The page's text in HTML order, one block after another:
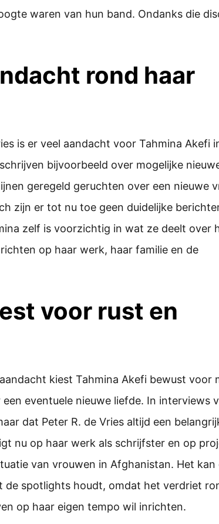
waren van hun band. Ondanks die
rond haar
is er veel aandacht voor Tahmina Akefi
bijvoorbeeld over mogelijke
geregeld geruchten over een nieuwe
zijn er tot nu toe geen duidelijke
zelf is voorzichtig in wat ze deelt over
op haar werk, haar familie en de
voor rust en
kiest Tahmina Akefi bewust voor
eventuele nieuwe liefde. In interviews
dat Peter R. de Vries altijd een
nu op haar werk als schrijfster en op
van vrouwen in Afghanistan. Het kan
de spotlights houdt, omdat het verdriet
op haar eigen tempo wil inrichten.